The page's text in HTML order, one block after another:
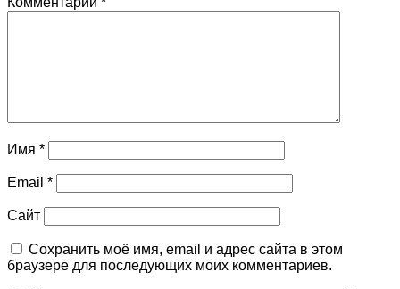
Имя *
Email *
Сайт
Сохранить моё имя, email и адрес сайта в этом
браузере для последующих моих комментариев.